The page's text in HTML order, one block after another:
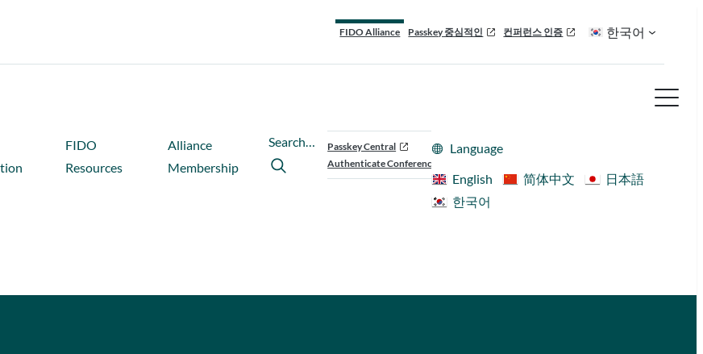
FIDO Alliance Passkey 중심적인 컨퍼런스 인증 한국어
FIDO
Resources
Alliance
Membership
Search…
Passkey Central
Authenticate Conference
Language
English
简体中文
日本語
한국어